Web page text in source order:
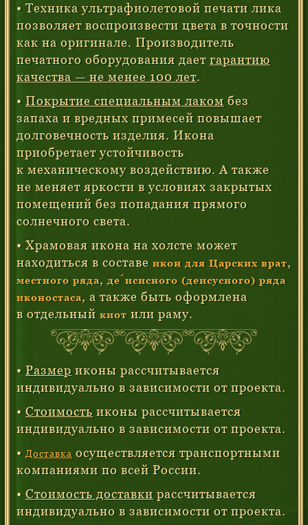
• Техника ультрафиолетовой печати лика
позволяет воспроизвести цвета в точности
как на оригинале. Производитель
печатного оборудования даетгарантию
качества — не менее 100 лет.
• Покрытие специальным лаком без
запаха и вредных примесей повышает
долговечность изделия. Икона
приобретает устойчивость
к механическому воздействию. А также
не меняет яркости в условиях закрытых
помещений без попадания прямого
солнечного света.
• Храмовая икона на холсте может
находиться в составе икон для Царских врат,
местного ряда, де́исисного (деисусного) ряда
иконостаса, а также быть оформлена
в отдельный киот или раму.
• Размер иконы рассчитывается
индивидуально в зависимости от проекта.
• Стоимость иконы рассчитывается
индивидуально в зависимости от проекта.
• Доставка осуществляется транспортными
компаниями по всей России.
• Стоимость доставки рассчитывается
индивидуально в зависимости от проекта.